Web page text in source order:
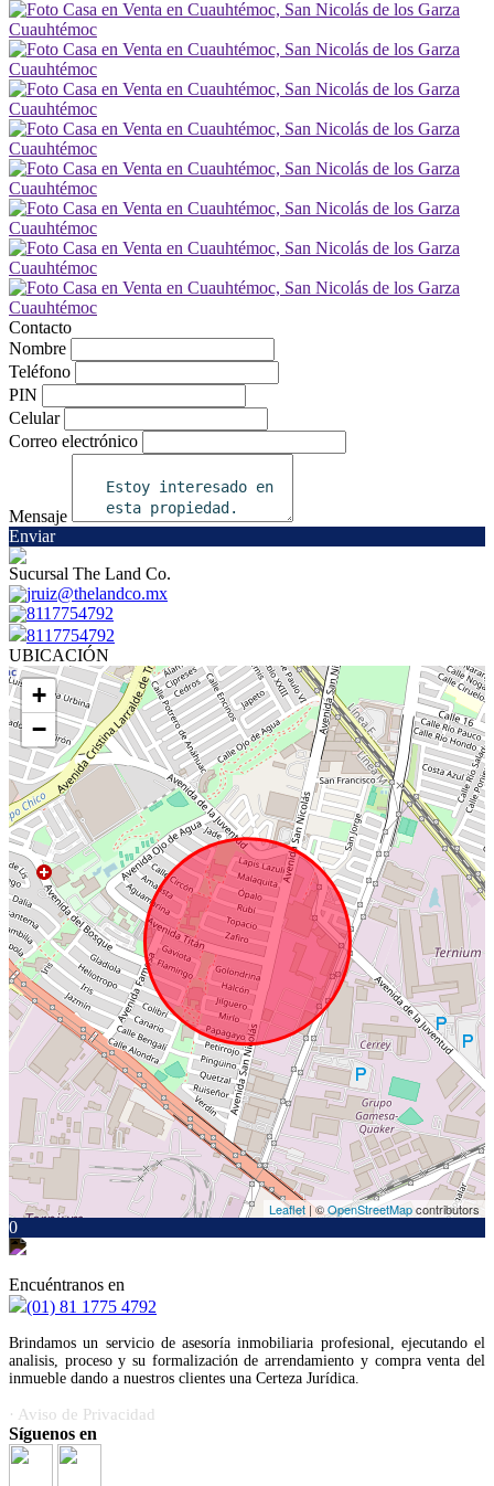
Contacto
Nombre
Teléfono
PIN
Celular
Correo electrónico
Mensaje
Enviar
Sucursal The Land Co.
jruiz@thelandco.mx
8117754792
8117754792
UBICACIÓN
+
−
Leaflet | ©OpenStreetMapcontributors
0
Encuéntranos en
(01) 81 1775 4792
Brindamos un servicio de asesoría inmobiliaria profesional, ejecutando el
analisis, proceso y su formalización de arrendamiento y compra venta del
inmueble dando a nuestros clientes una Certeza Jurídica.
· Aviso de Privacidad
Síguenos en